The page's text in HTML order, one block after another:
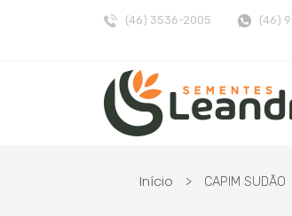
(46) 3536-2005 (46)
Início > CAPIM SUDÃO